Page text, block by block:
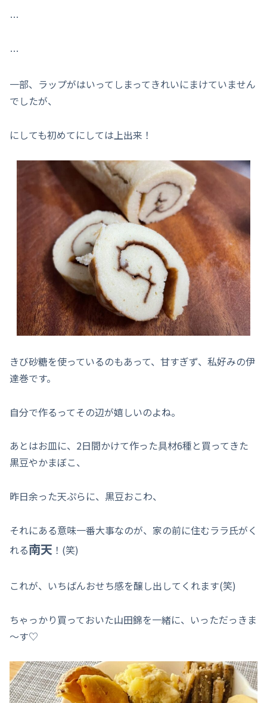
…
…
一部、ラップがはいってしまってきれいにまけていません
でしたが、
にしても初めてにしては上出来！
きび砂糖を使っているのもあって、甘すぎず、私好みの伊
達巻です。
自分で作るってその辺が嬉しいのよね。
あとはお皿に、2日間かけて作った具材6種と買ってきた
黒豆やかまぼこ、
昨日余った天ぷらに、黒豆おこわ、
それにある意味一番大事なのが、家の前に住むララ氏がく
れる南天 ！(笑)
これが、いちばんおせち感を醸し出してくれます(笑)
ちゃっかり買っておいた山田錦を一緒に、いっただっきま
～す♡